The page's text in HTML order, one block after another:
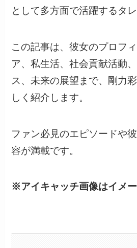
として多方面で活躍するタレ
この記事は、彼女のプロフ
ア、私生活、社会貢献活動
ス、未来の展望まで、剛力
しく紹介します。
ファン必見のエピソードや
容が満載です。
※アイキャッチ画像はイメー